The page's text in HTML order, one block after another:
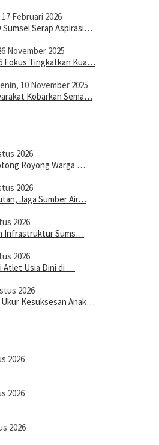
Februari 2026
Sumsel Serap Aspirasi…
November 2025
Fokus Tingkatkan Kua…
10 November 2025
Kobarkan Sema…
2026
Royong Warga …
2026
Jaga Sumber Air…
2026
Infrastruktur Sums…
2026
Atlet Usia Dini di …
2026
Kesuksesan Anak…
2026
2026
2026